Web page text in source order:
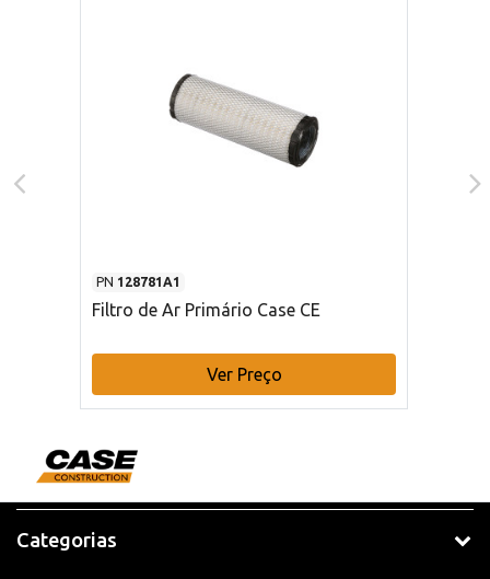
PN 128781A1
Filtro de Ar Primário Case CE
Ver Preço
Categorias